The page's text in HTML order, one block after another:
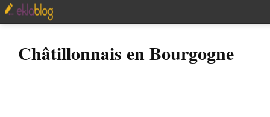
Châtillonnais en Bourgogne